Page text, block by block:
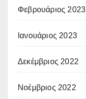
Φεβρουάριος 2023
Ιανουάριος 2023
Δεκέμβριος 2022
Νοέμβριος 2022